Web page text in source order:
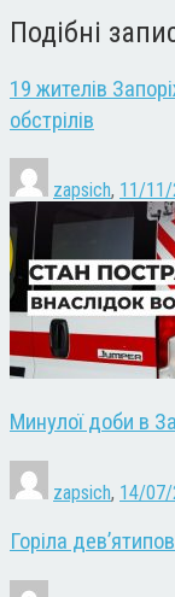
Подібні
19 жителів
обстрілів
zapsich, 11/11/
Минулої доби в
zapsich, 14/07/
Горіла